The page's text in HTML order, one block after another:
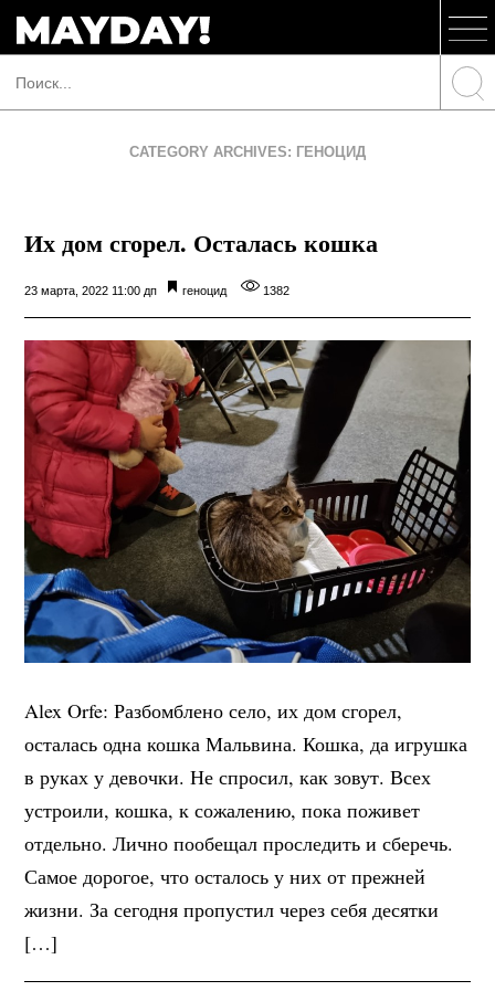
CATEGORY ARCHIVES: ГЕНОЦИД
Их дом сгорел. Осталась кошка
23 марта, 2022 11:00 дп геноцид 1382
Alex Orfe: Разбомблено село, их дом сгорел,
осталась одна кошка Мальвина. Кошка, да игрушка
в руках у девочки. Не спросил, как зовут. Всех
устроили, кошка, к сожалению, пока поживет
отдельно. Лично пообещал проследить и сберечь.
Самое дорогое, что осталось у них от прежней
жизни. За сегодня пропустил через себя десятки
[…]